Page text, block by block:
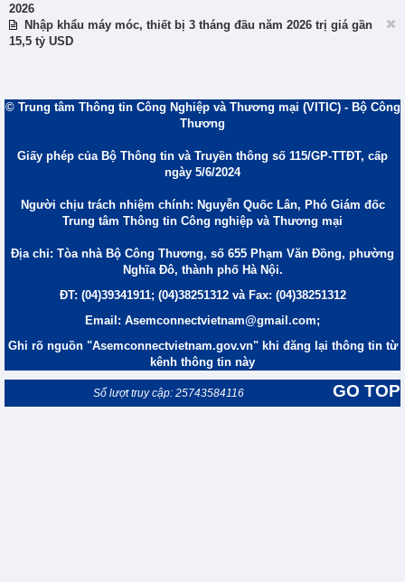
2026
Nhập khẩu máy móc, thiết bị 3 tháng đầu năm 2026 trị giá gần
15,5 tỷ USD
© Trung tâm Thông tin Công Nghiệp và Thương mại (VITIC) - Bộ Công
Thương
Giấy phép của Bộ Thông tin và Truyền thông số 115/GP-TTĐT, cấp
ngày 5/6/2024
Người chịu trách nhiệm chính: Nguyễn Quốc Lân, Phó Giám đốc
Trung tâm Thông tin Công nghiệp và Thương mại
Địa chỉ: Tòa nhà Bộ Công Thương, số 655 Phạm Văn Đồng, phường
Nghĩa Đô, thành phố Hà Nội.
ĐT: (04)39341911; (04)38251312 và Fax: (04)38251312
Email: Asemconnectvietnam@gmail.com;
Ghi rõ nguồn "Asemconnectvietnam.gov.vn" khi đăng lại thông tin từ
kênh thông tin này
GO TOP
Số lượt truy cập: 25743584116